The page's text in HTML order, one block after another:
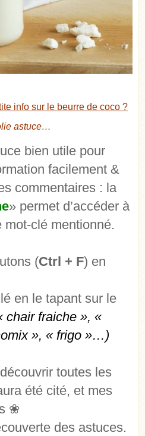
info sur le beurre de coco ?
astuce…
bien utile pour
facilement &
commentaires : la
» permet d’accéder à
clé mentionné.
(Ctrl + F) en
en le tapant sur le
chair fraiche », «
», « frigo »…)
toutes les
été cité, et mes
❀
des astuces.